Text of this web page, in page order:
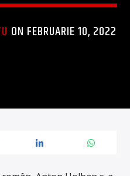
ON FEBRUARIE 10, 2022